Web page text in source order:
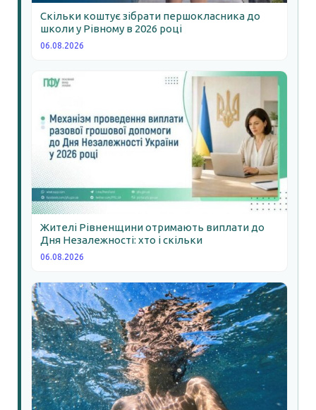
Скільки коштує зібрати першокласника до
школи у Рівному в 2026 році
06.08.2026
Жителі Рівненщини отримають виплати до
Дня Незалежності: хто і скільки
06.08.2026